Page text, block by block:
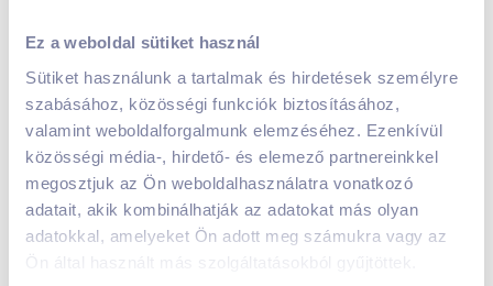
Ez a weboldal sütiket használ
Sütiket használunk a tartalmak és hirdetések személyre
szabásához, közösségi funkciók biztosításához,
valamint weboldalforgalmunk elemzéséhez. Ezenkívül
közösségi média-, hirdető- és elemező partnereinkkel
megosztjuk az Ön weboldalhasználatra vonatkozó
adatait, akik kombinálhatják az adatokat más olyan
adatokkal, amelyeket Ön adott meg számukra vagy az
Ön által használt más szolgáltatásokból gyűjtöttek.
1 299Ft /
Egységár: 11 809Ft /kg
Nettó eladási ár: 1 023Ft /db(27% áfa)
Kosárba
A termék megszűnt